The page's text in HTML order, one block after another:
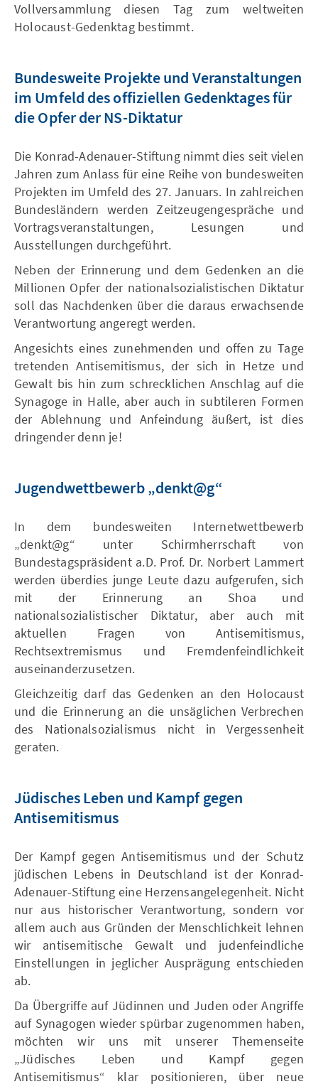
Vollversammlung diesen Tag zum weltweiten
Holocaust-Gedenktag bestimmt.
Bundesweite Projekte und Veranstaltungen
im Umfeld des offiziellen Gedenktages für
die Opfer der NS-Diktatur
Die Konrad-Adenauer-Stiftung nimmt dies seit vielen
Jahren zum Anlass für eine Reihe von bundesweiten
Projekten im Umfeld des 27. Januars. In zahlreichen
Bundesländern werden Zeitzeugengespräche und
Vortragsveranstaltungen, Lesungen und
Ausstellungen durchgeführt.
Neben der Erinnerung und dem Gedenken an die
Millionen Opfer der nationalsozialistischen Diktatur
soll das Nachdenken über die daraus erwachsende
Verantwortung angeregt werden.
Angesichts eines zunehmenden und offen zu Tage
tretenden Antisemitismus, der sich in Hetze und
Gewalt bis hin zum schrecklichen Anschlag auf die
Synagoge in Halle, aber auch in subtileren Formen
der Ablehnung und Anfeindung äußert, ist dies
dringender denn je!
Jugendwettbewerb „denkt@g“
In dem bundesweiten Internetwettbewerb
„denkt@g“ unter Schirmherrschaft von
Bundestagspräsident a.D. Prof. Dr. Norbert Lammert
werden überdies junge Leute dazu aufgerufen, sich
mit der Erinnerung an Shoa und
nationalsozialistischer Diktatur, aber auch mit
aktuellen Fragen von Antisemitismus,
Rechtsextremismus und Fremdenfeindlichkeit
auseinanderzusetzen.
Gleichzeitig darf das Gedenken an den Holocaust
und die Erinnerung an die unsäglichen Verbrechen
des Nationalsozialismus nicht in Vergessenheit
geraten.
Jüdisches Leben und Kampf gegen
Antisemitismus
Der Kampf gegen Antisemitismus und der Schutz
jüdischen Lebens in Deutschland ist der Konrad-
Adenauer-Stiftung eine Herzensangelegenheit. Nicht
nur aus historischer Verantwortung, sondern vor
allem auch aus Gründen der Menschlichkeit lehnen
wir antisemitische Gewalt und judenfeindliche
Einstellungen in jeglicher Ausprägung entschieden
ab.
Da Übergriffe auf Jüdinnen und Juden oder Angriffe
auf Synagogen wieder spürbar zugenommen haben,
möchten wir uns mit unserer Themenseite
„Jüdisches Leben und Kampf gegen
Antisemitismus“ klar positionieren, über neue